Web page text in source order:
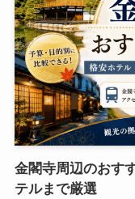
金閣寺周辺のおす
テルまで厳選